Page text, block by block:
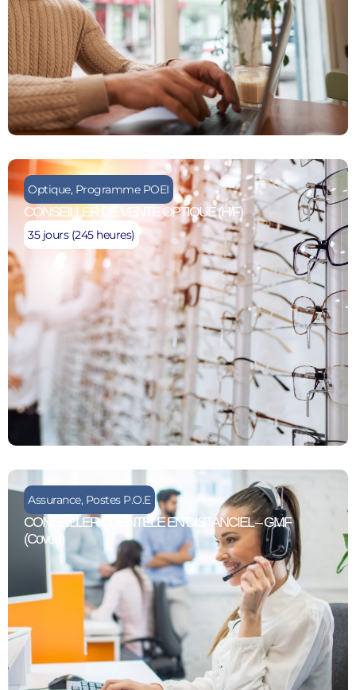
Optique, Programme POEI
CONSEILLER DE VENTE OPTIQUE (H/F)
35 jours (245 heures)
Assurance, Postes P.O.E
CONSEILLER CLIENTELE EN DISTANCIEL – GMF
(Covéa)